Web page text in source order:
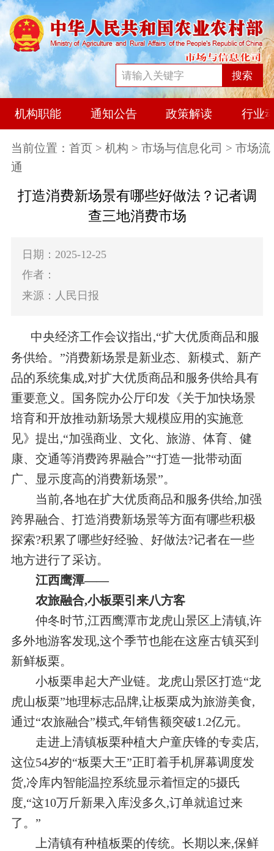
搜索
机构职能 通知公告 政策解读 行业
当前位置： 首页 > 机构 > 市场与信息化司 > 市场流
通
打造消费新场景有哪些好做法？记者调
查三地消费市场
日期：2025-12-25
作者：
来源：人民日报
中央经济工作会议指出,“扩大优质商品和服
务供给。”消费新场景是新业态、新模式、新产
品的系统集成,对扩大优质商品和服务供给具有
重要意义。国务院办公厅印发《关于加快场景
培育和开放推动新场景大规模应用的实施意
见》提出,“加强商业、文化、旅游、体育、健
康、交通等消费跨界融合”“打造一批带动面
广、显示度高的消费新场景”。
当前,各地在扩大优质商品和服务供给,加强
跨界融合、打造消费新场景等方面有哪些积极
探索?积累了哪些好经验、好做法?记者在一些
地方进行了采访。
江西鹰潭——
农旅融合,小板栗引来八方客
仲冬时节,江西鹰潭市龙虎山景区上清镇,许
多外地游客发现,这个季节也能在这座古镇买到
新鲜板栗。
小板栗串起大产业链。龙虎山景区打造“龙
虎山板栗”地理标志品牌,让板栗成为旅游美食,
通过“农旅融合”模式,年销售额突破1.2亿元。
走进上清镇板栗种植大户童庆锋的专卖店,
这位54岁的“板栗大王”正盯着手机屏幕调度发
货,冷库内智能温控系统显示着恒定的5摄氏
度,“这10万斤新果入库没多久,订单就追过来
了。”
上清镇有种植板栗的传统。长期以来,保鲜